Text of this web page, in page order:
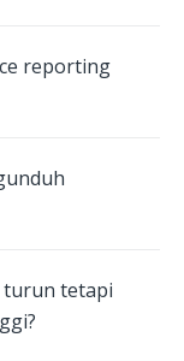
reporting
turun tetapi